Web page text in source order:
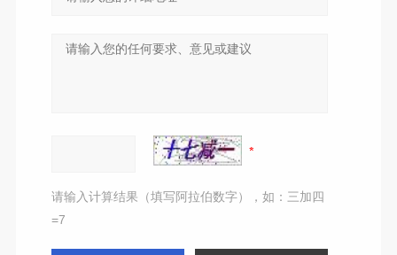
请输入计算结果（填写阿拉伯数字），如：三加四
=7